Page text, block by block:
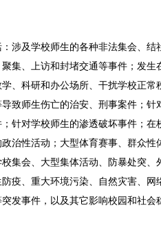
涉及学校师生的各种非法集会、结
集、上访和封堵交通等事件；发生
、科研和办公场所、干扰学校正常
致师生伤亡的治安、刑事案件；针
针对学校师生的渗透破坏事件；在
治性活动；大型体育赛事、群众性
集会、大型集体活动、防暴处突、
疫、重大环境污染、自然灾害、网
发事件，以及其它影响校园和社会